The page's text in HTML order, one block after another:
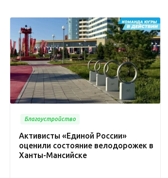
Благоустройство
Активисты «Единой России»
оценили состояние велодорожек в
Ханты-Мансийске